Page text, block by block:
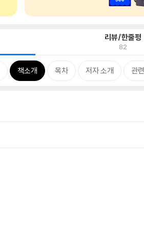
리뷰/한줄평
82
책소개 목차 저자 소개 관